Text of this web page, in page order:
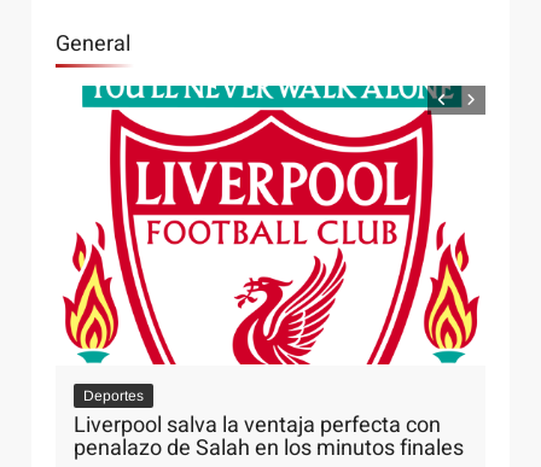
Internet 3 julio, 2021
Cómo trabajar desde casa con una red VPN
General
Deportes
Liverpool salva la ventaja perfecta con
penalazo de Salah en los minutos finales